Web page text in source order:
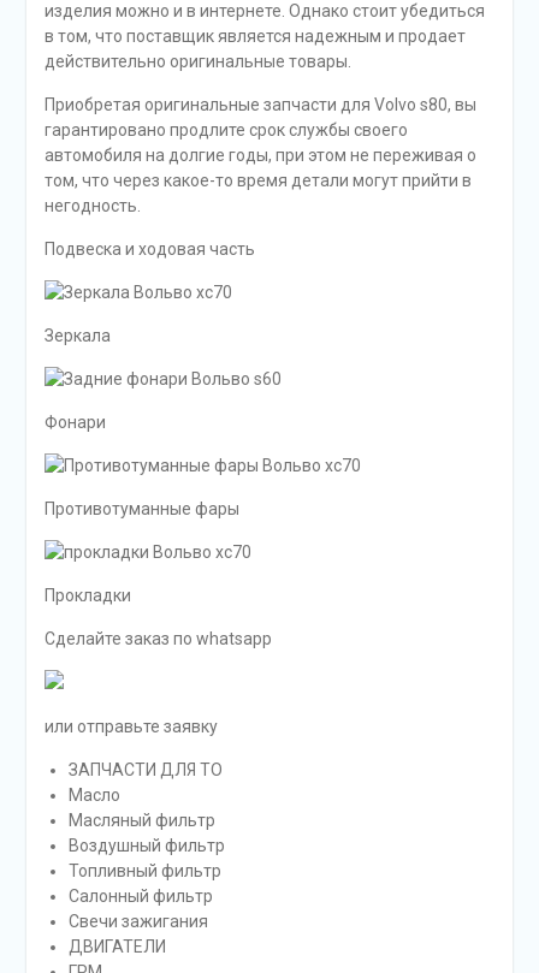
изделия можно и в интернете. Однако стоит убедиться
в том, что поставщик является надежным и продает
действительно оригинальные товары.
Приобретая оригинальные запчасти для Volvo s80, вы
гарантировано продлите срок службы своего
автомобиля на долгие годы, при этом не переживая о
том, что через какое-то время детали могут прийти в
негодность.
Подвеска и ходовая часть
Зеркала
Фонари
Противотуманные фары
Прокладки
Сделайте заказ по whatsapp
или отправьте заявку
ЗАПЧАСТИ ДЛЯ ТО
Масло
Масляный фильтр
Воздушный фильтр
Топливный фильтр
Салонный фильтр
Свечи зажигания
ДВИГАТЕЛИ